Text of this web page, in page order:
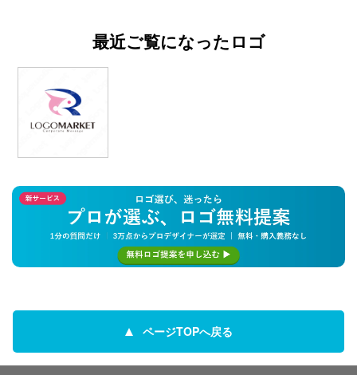
最近ご覧になったロゴ
ページTOPへ戻る